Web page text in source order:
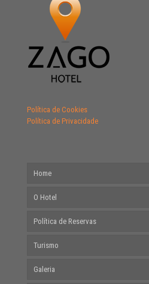
Política de Cookies
Política de Privacidade
Home
O Hotel
Acomodações
Parceiros
Política de Reservas
Turismo
Galeria